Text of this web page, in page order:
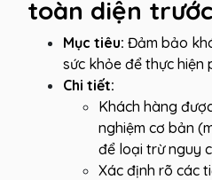
toàn diện
Mục tiêu: Đảm bảo
sức khỏe để thực hiện
Chi tiết:
Khách hàng
nghiệm cơ bản
để loại trừ nguy
Xác định rõ các